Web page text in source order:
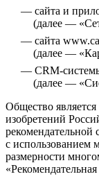
сайта и
(далее —
сайта
(далее —
CRM-
(далее —
Общество является
изобретений
рекомендательной
с использованием
размерности